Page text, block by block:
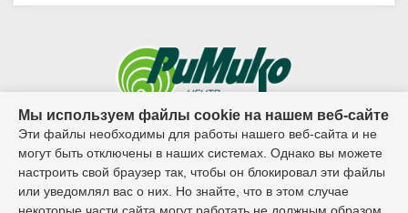
© 1995г. - 2026г. ООО ЦБ "Римико"
Контактный телефон:
Мы используем файлы cookie на нашем веб-сайте
Эти файлы необходимы для работы нашего веб-сайта и не
могут быть отключены в наших системах. Однако вы можете
настроить свой браузер так, чтобы он блокировал эти файлы
или уведомлял вас о них. Но знайте, что в этом случае